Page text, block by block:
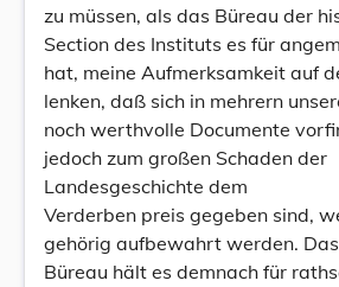
zu müssen, als das Büreau der
Section des Instituts es für
hat, meine Aufmerksamkeit auf
lenken, daß sich in mehrern
noch werthvolle Documente
jedoch zum großen Schaden der
Landesgeschichte dem
Verderben preis gegeben sind,
gehörig aufbewahrt werden.
Büreau hält es demnach für